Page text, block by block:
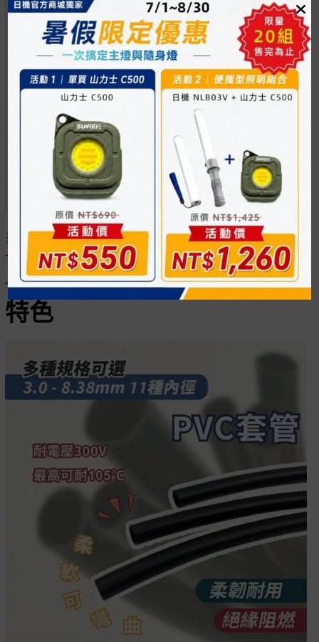
PVC）
5
300（捲）
N-GP-300V-
4.22±0.300.44±0.15
300（捲）
N-GP-300V-
3.76±0.200.44±0.15
10
300（捲）
3.38±0.20
300（捲）
N-GP-300V-
3.00±0.20 0.44±0.15
300（捲）
N-GP-300V-
7.92±0.50 0.44±0.15
10
150（捲）
※商品將按照下單長度與數量來裁切分裝，請能接受再
下單，謝謝。
特色